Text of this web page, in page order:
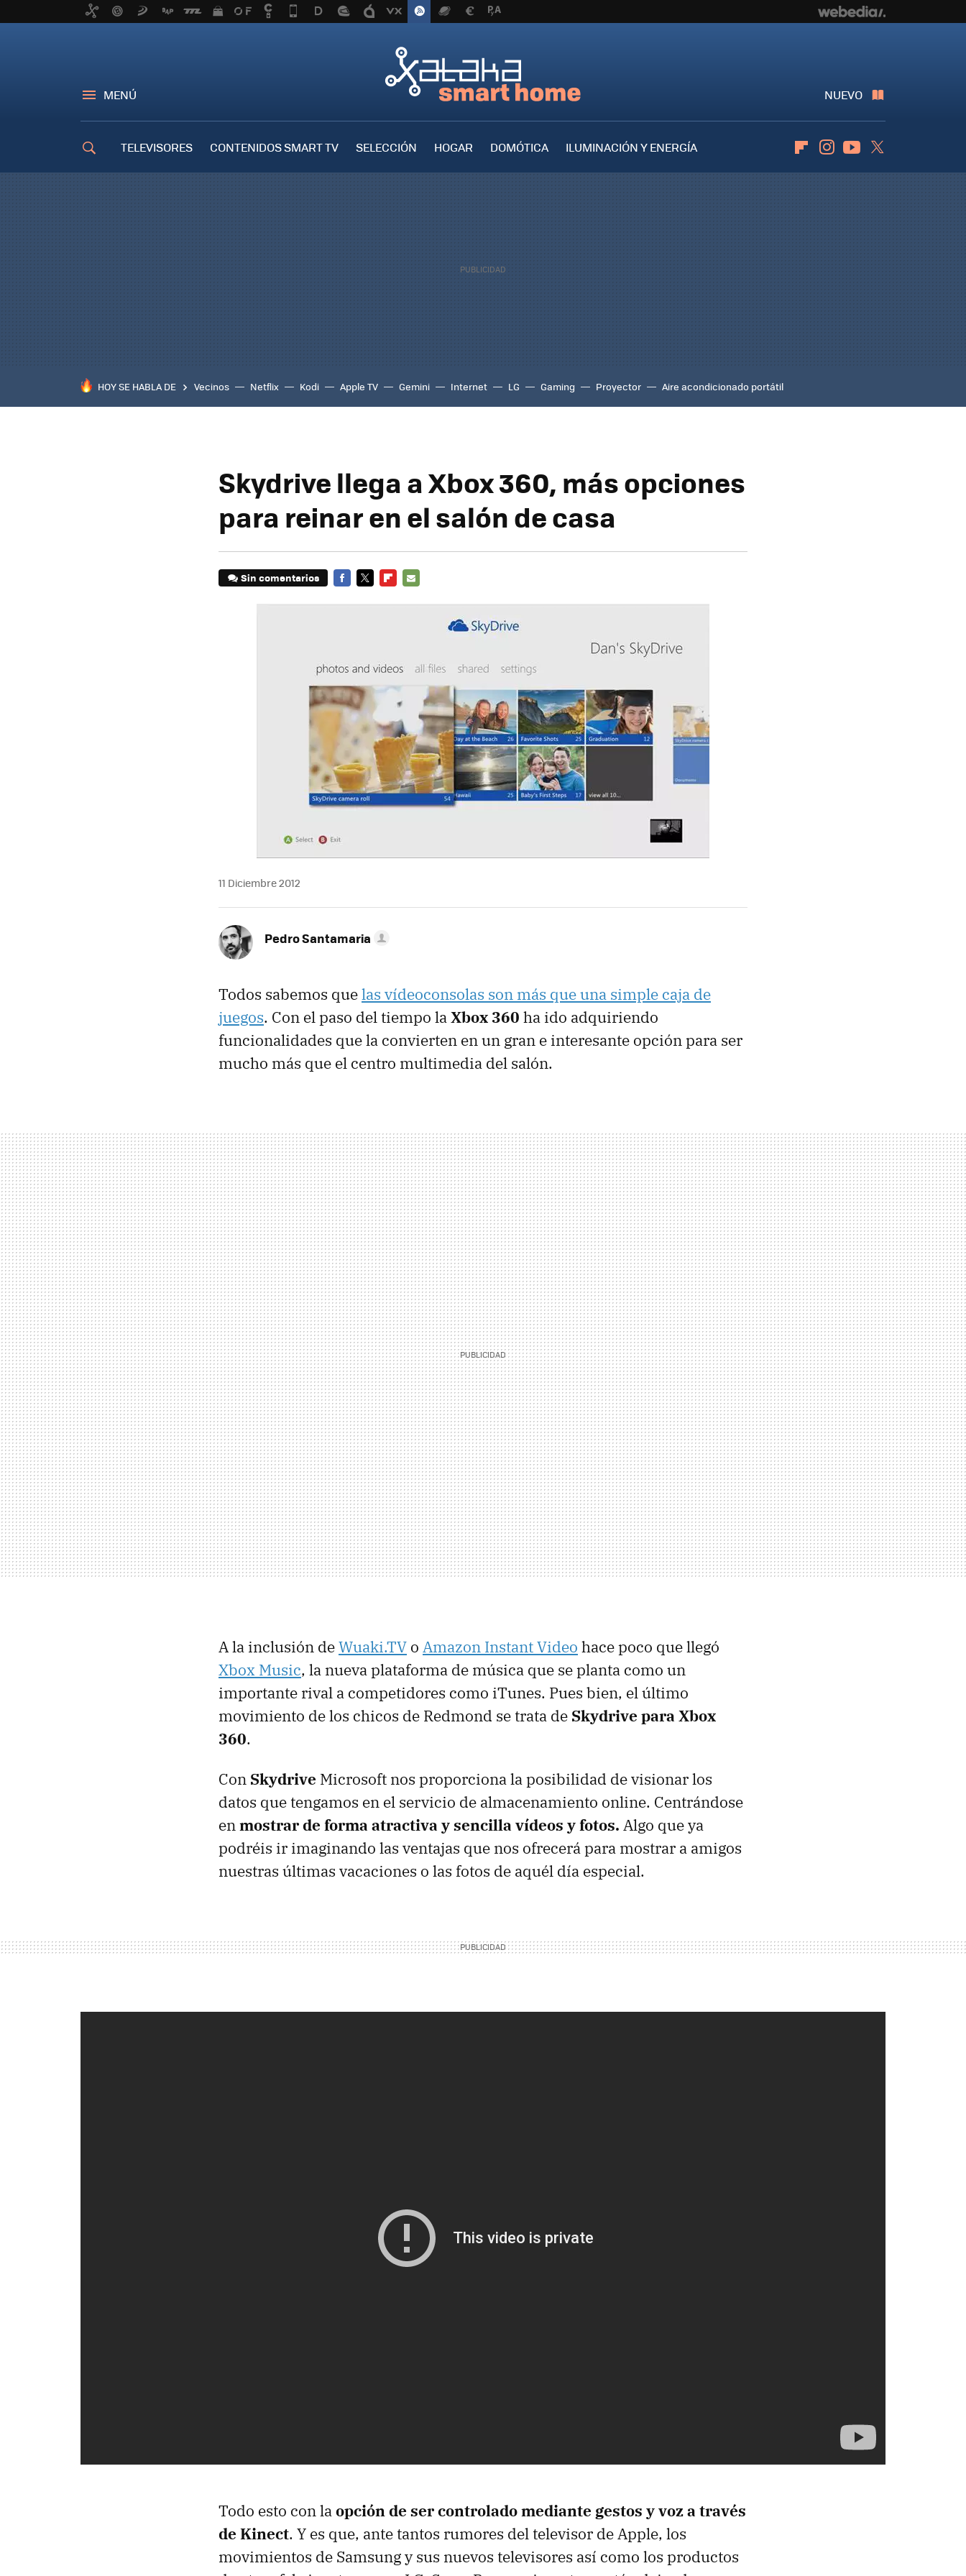
MENÚ NUEVO
TELEVISORES CONTENIDOS SMART TV SELECCIÓN HOGAR DOMÓTICA
ILUMINACIÓN Y ENERGÍA
FlipboardInstagramYoutube
HOY SE HABLA DE Vecinos Netflix Kodi Apple TV Gemini Internet LG Gaming Proyector Aire acondicionado portátil
Skydrive llega a Xbox 360, más opciones
para reinar en el salón de casa
Sin comentarios
11 Diciembre 2012
Pedro Santamaria
Todos sabemos quelas vídeoconsolas son más que una simple caja de
juegos. Con el paso del tiempo laXbox 360 ha ido adquiriendo
funcionalidades que la convierten en un gran e interesante opción para ser
mucho más que el centro multimedia del salón.
A la inclusión deWuaki.TV o Amazon Instant Video hace poco que llegó
Xbox Music, la nueva plataforma de música que se planta como un
importante rival a competidores como iTunes. Pues bien, el último
movimiento de los chicos de Redmond se trata de Skydrive para Xbox
360.
Con Skydrive Microsoft nos proporciona la posibilidad de visionar los
datos que tengamos en el servicio de almacenamiento online. Centrándose
enmostrar de forma atractiva y sencilla vídeos y fotos. Algo que ya
podréis ir imaginando las ventajas que nos ofrecerá para mostrar a amigos
nuestras últimas vacaciones o las fotos de aquél día especial.
Todo esto con laopción de ser controlado mediante gestos y voz a través
de Kinect. Y es que, ante tantos rumores del televisor de Apple, los
movimientos de Samsung y sus nuevos televisores así como los productos